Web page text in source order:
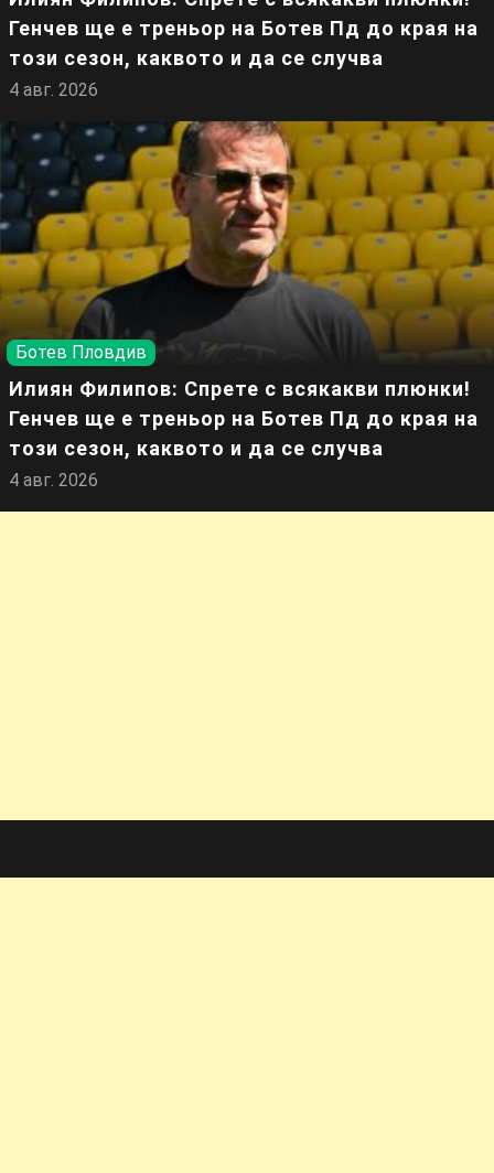
Генчев ще е треньор на Ботев Пд до края на
този сезон, каквото и да се случва
4 авг. 2026
Ботев Пловдив
Илиян Филипов: Спрете с всякакви плюнки!
Генчев ще е треньор на Ботев Пд до края на
този сезон, каквото и да се случва
4 авг. 2026